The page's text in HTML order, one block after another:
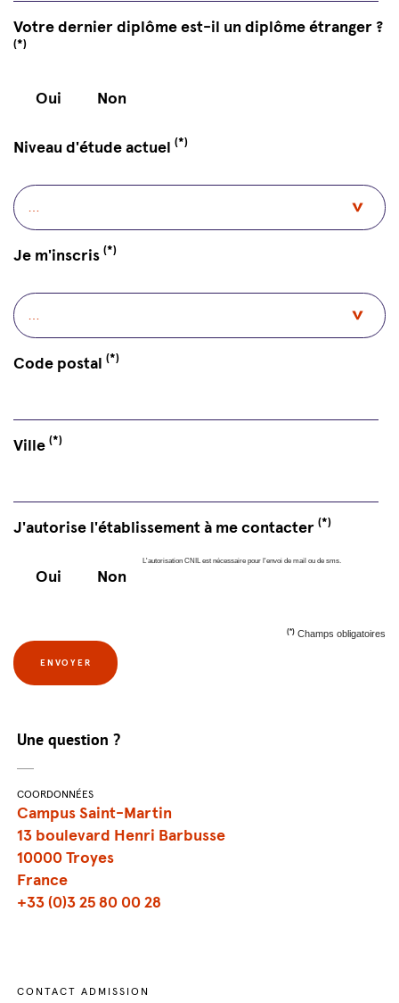
Votre dernier diplôme est-il un diplôme étranger ?
(*)
Oui Non
Niveau d'étude actuel (*)
Je m'inscris (*)
Code postal (*)
Ville (*)
J'autorise l'établissement à me contacter (*)
Oui Non
L'autorisation CNIL est nécessaire pour l'envoi de mail ou de sms.
(*) Champs obligatoires
ENVOYER
Une question ?
COORDONNÉES
Campus Saint-Martin
13 boulevard Henri Barbusse
10000 Troyes
France
+33 (0)3 25 80 00 28
CONTACT ADMISSION